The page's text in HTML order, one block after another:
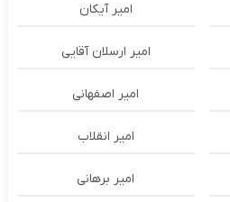
امیر آیکان
امیر ارسلان آقایی
امیر اصفهانی
امیر انقلاب
امیر برهانی